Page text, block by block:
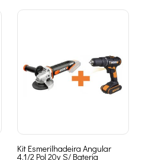
Kit Esmerilhadeira Angular
4.1/2 Pol 20v S/ Bateria